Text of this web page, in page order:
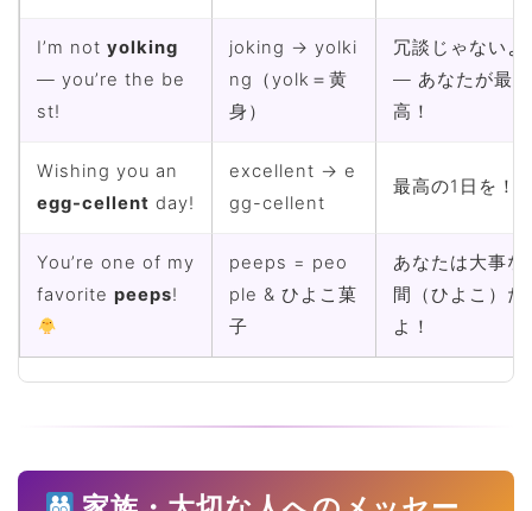
I’m not yolking
— you’re the be
st!
joking → yolki
ng（yolk＝黄
身）
冗談じゃないよ
— あなたが最
高！
Wishing you an
egg-cellent day!
excellent → e
gg-cellent
最高の1日を！
You’re one of my
favorite peeps!
peeps = peo
ple & ひよこ菓
子
あなたは大事な
間（ひよこ）だ
よ！